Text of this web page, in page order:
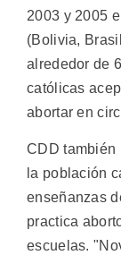
2003 y 2005
(Bolivia,
alrededor de
católicas
abortar en
CDD también
la población
enseñanzas
practica
escuelas.